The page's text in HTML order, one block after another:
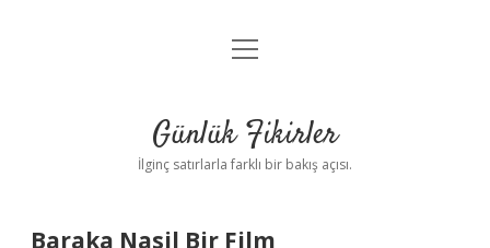
Anasayfa
Yasal Uyarı
menüyü
Günlük Fikirler
İlginç satırlarla farklı bir bakış açısı.
Baraka Nasil Bir Film